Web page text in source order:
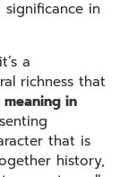
in
a
richness that
in
that is
history,